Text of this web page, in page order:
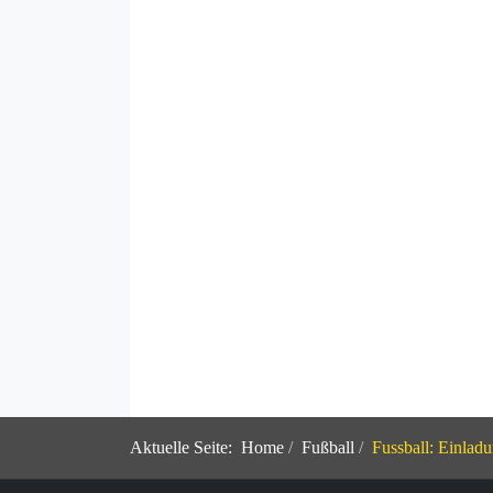
Aktuelle Seite: Home Fußball Fussball: